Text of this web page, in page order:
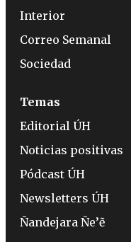
Interior
Correo Semanal
Sociedad
Temas
Editorial ÚH
Noticias positivas
Pódcast ÚH
Newsletters ÚH
Ñandejara Ñe’ẽ